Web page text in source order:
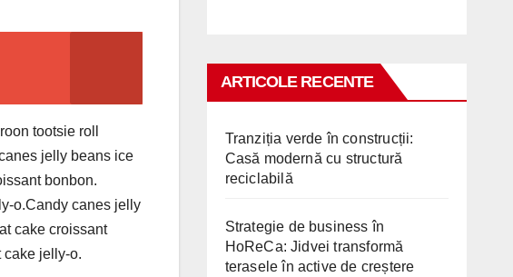
tootsie roll
jelly beans ice
bonbon.
o.Candy canes jelly
cake croissant
cake jelly-o.
ARTICOLE RECENTE
Tranziția verde în construcții:
Casă modernă cu structură
reciclabilă
Strategie de business în
HoReCa: Jidvei transformă
terasele în active de creștere